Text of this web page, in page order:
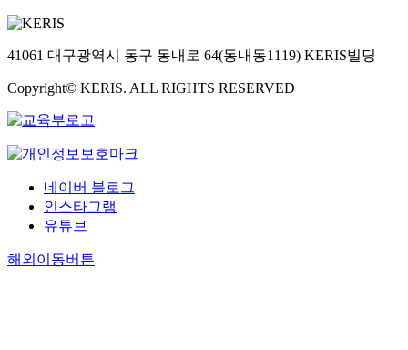
41061 대구광역시 동구 동내로 64(동내동1119) KERIS빌딩
Copyright© KERIS. ALL RIGHTS RESERVED
네이버 블로그
인스타그램
유튜브
해외이동버튼